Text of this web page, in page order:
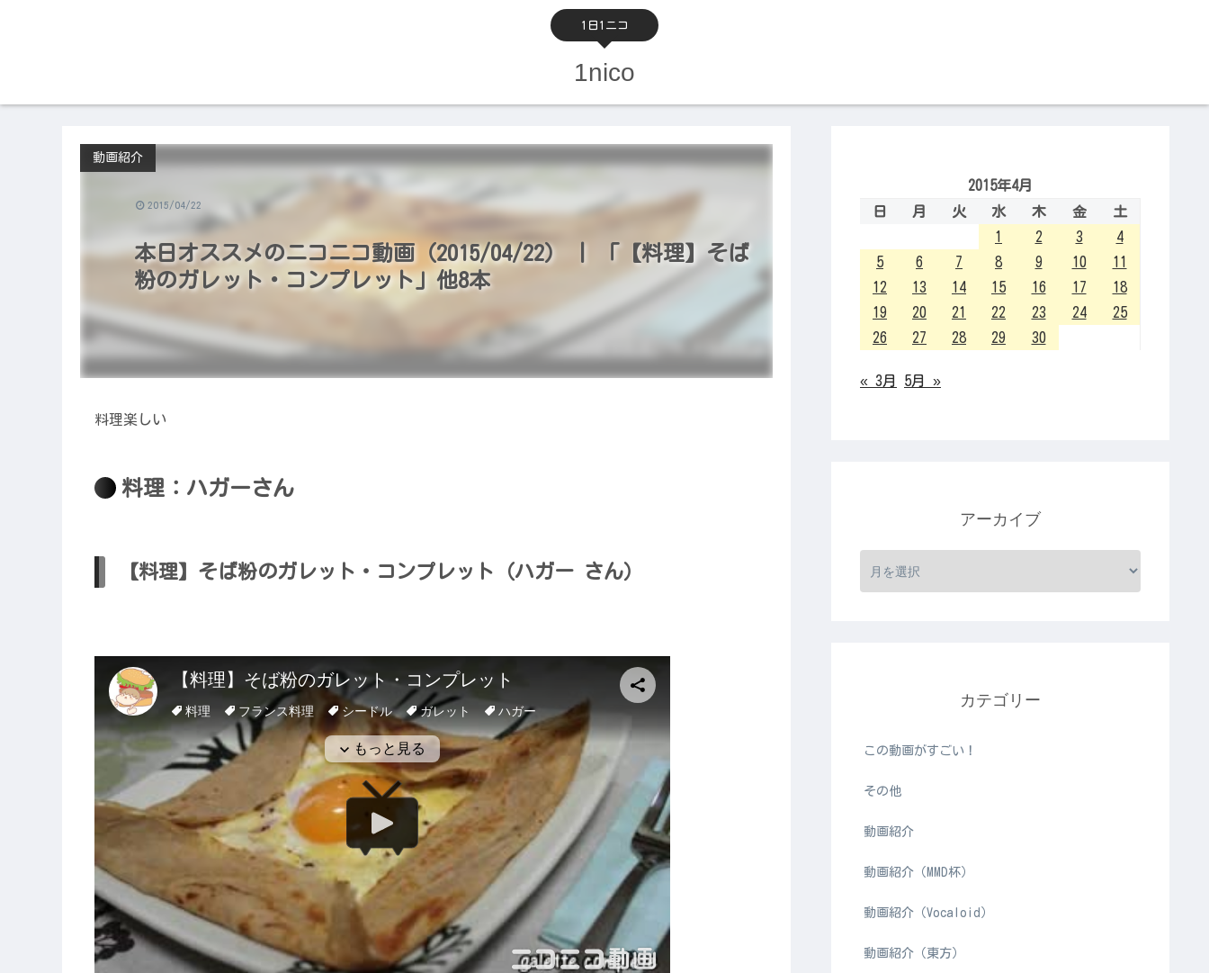
1日1ニコ
1nico
本日オススメのニコニコ動画（2015/04/22） | 「【料理】そば
粉のガレット・コンプレット」他8本
動画紹介
2015/04/22
料理楽しい
料理：ハガーさん
【料理】そば粉のガレット・コンプレット（ハガー さん）
2015年4月
日
月 火 水 木 金
土
1
2 3
4
5
6 7 8 9 10
11
12
13 14 15 16 17
18
19
20 21 22 23 24
25
26
27 28 29 30
« 3月 5月 »
アーカイブ
カテゴリー
この動画がすごい！
その他
動画紹介
動画紹介（MMD杯）
動画紹介（Vocaloid）
動画紹介（東方）